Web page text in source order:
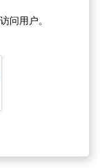
问用户。